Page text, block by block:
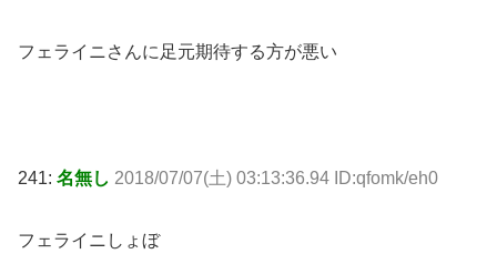
フェライニさんに足元期待する方が悪い
241: 名無し 2018/07/07(土) 03:13:36.94 ID:qfomk/eh0
フェライニしょぼ